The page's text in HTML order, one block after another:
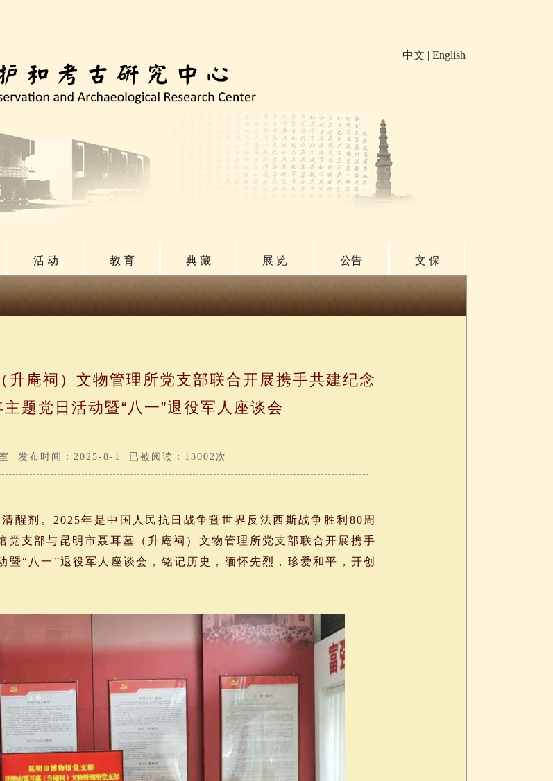
中文 | English
活 动 教 育 典 藏 展 览 公告 文 保
升庵祠）文物管理所党支部联合开展携手共建纪念
题党日活动暨“八一”退役军人座谈会
发布时间：2025-8-1 已被阅读：13002次
剂。2025年是中国人民抗日战争暨世界反法西斯战争胜利80周
党支部与昆明市聂耳墓（升庵祠）文物管理所党支部联合开展携手
暨“八一”退役军人座谈会，铭记历史，缅怀先烈，珍爱和平，开创